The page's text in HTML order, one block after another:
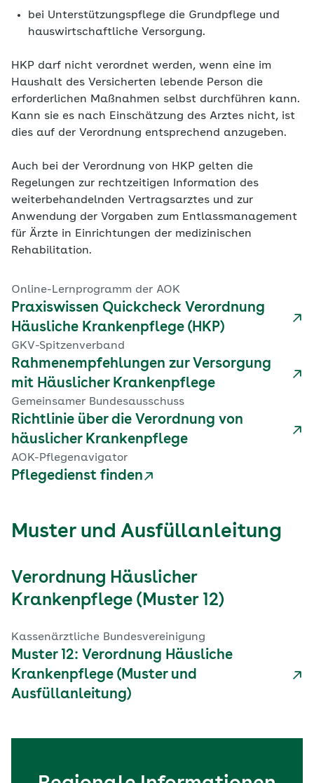
bei Unterstützungspflege die Grundpflege und
hauswirtschaftliche Versorgung.
HKP darf nicht verordnet werden, wenn eine im
Haushalt des Versicherten lebende Person die
erforderlichen Maßnahmen selbst durchführen kann.
Kann sie es nach Einschätzung des Arztes nicht, ist
dies auf der Verordnung entsprechend anzugeben.
Auch bei der Verordnung von HKP gelten die
Regelungen zur rechtzeitigen Information des
weiterbehandelnden Vertragsarztes und zur
Anwendung der Vorgaben zum Entlassmanagement
für Ärzte in Einrichtungen der medizinischen
Rehabilitation.
Online-Lernprogramm der AOK
Praxiswissen Quickcheck Verordnung
Häusliche Krankenpflege (HKP)
GKV-Spitzenverband
Rahmenempfehlungen zur Versorgung
mit Häuslicher Krankenpflege
Gemeinsamer Bundesausschuss
Richtlinie über die Verordnung von
häuslicher Krankenpflege
AOK-Pflegenavigator
Pflegedienst finden
Muster und Ausfüllanleitung
Verordnung Häuslicher
Krankenpflege (Muster 12)
Kassenärztliche Bundesvereinigung
Muster 12: Verordnung Häusliche
Krankenpflege (Muster und
Ausfüllanleitung)